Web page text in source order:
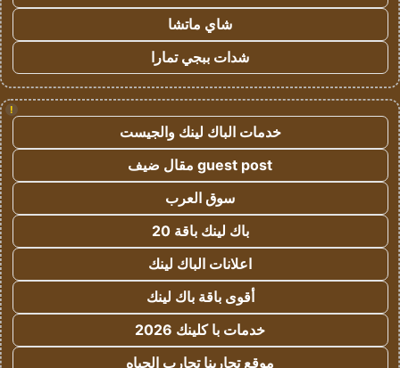
شاي ماتشا
شدات ببجي تمارا
!
خدمات الباك لينك والجيست
guest post مقال ضيف
سوق العرب
باك لينك باقة 20
اعلانات الباك لينك
أقوى باقة باك لينك
خدمات با كلينك 2026
موقع تجاربنا تجارب الحياه